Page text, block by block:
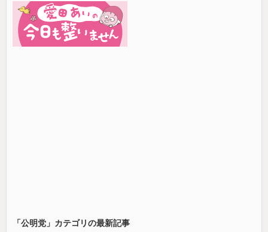
「公明党」カテゴリの最新記事